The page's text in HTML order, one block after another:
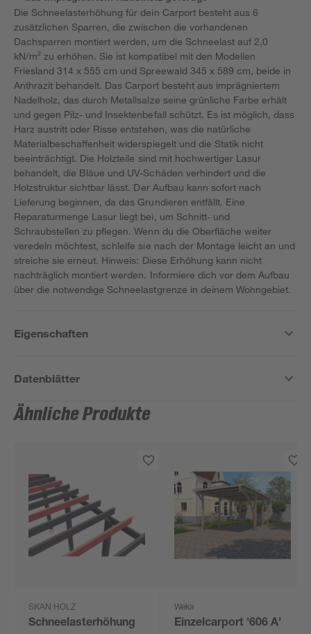
Die Schneelasterhöhung für dein Carport besteht aus 6
zusätzlichen Sparren, die zwischen die vorhandenen
Dachsparren montiert werden, um die Schneelast auf 2,0
kN/m² zu erhöhen. Sie ist kompatibel mit den Modellen
Friesland 314 x 555 cm und Spreewald 345 x 589 cm, beide in
Anthrazit behandelt. Das Carport besteht aus imprägniertem
Nadelholz, das durch Metallsalze seine grünliche Farbe erhält
und gegen Pilz- und Insektenbefall schützt. Es ist möglich, dass
Harz austritt oder Risse entstehen, was die natürliche
Materialbeschaffenheit widerspiegelt und die Statik nicht
beeinträchtigt. Die Holzteile sind mit hochwertiger Lasur
behandelt, die Bläue und UV-Schäden verhindert und die
Holzstruktur sichtbar lässt. Der Aufbau kann sofort nach
Lieferung beginnen, da das Grundieren entfällt. Eine
Reparaturmenge Lasur liegt bei, um Schnitt- und
Schraubstellen zu pflegen. Wenn du die Oberfläche weiter
veredeln möchtest, schleife sie nach der Montage leicht an und
streiche sie erneut. Hinweis: Diese Erhöhung kann nicht
nachträglich montiert werden. Informiere dich vor dem Aufbau
über die notwendige Schneelastgrenze in deinem Wohngebiet.
Eigenschaften
Datenblätter
Ähnliche Produkte
SKAN HOLZ
Schneelasterhöhung
Weka
Einzelcarport '606 A'